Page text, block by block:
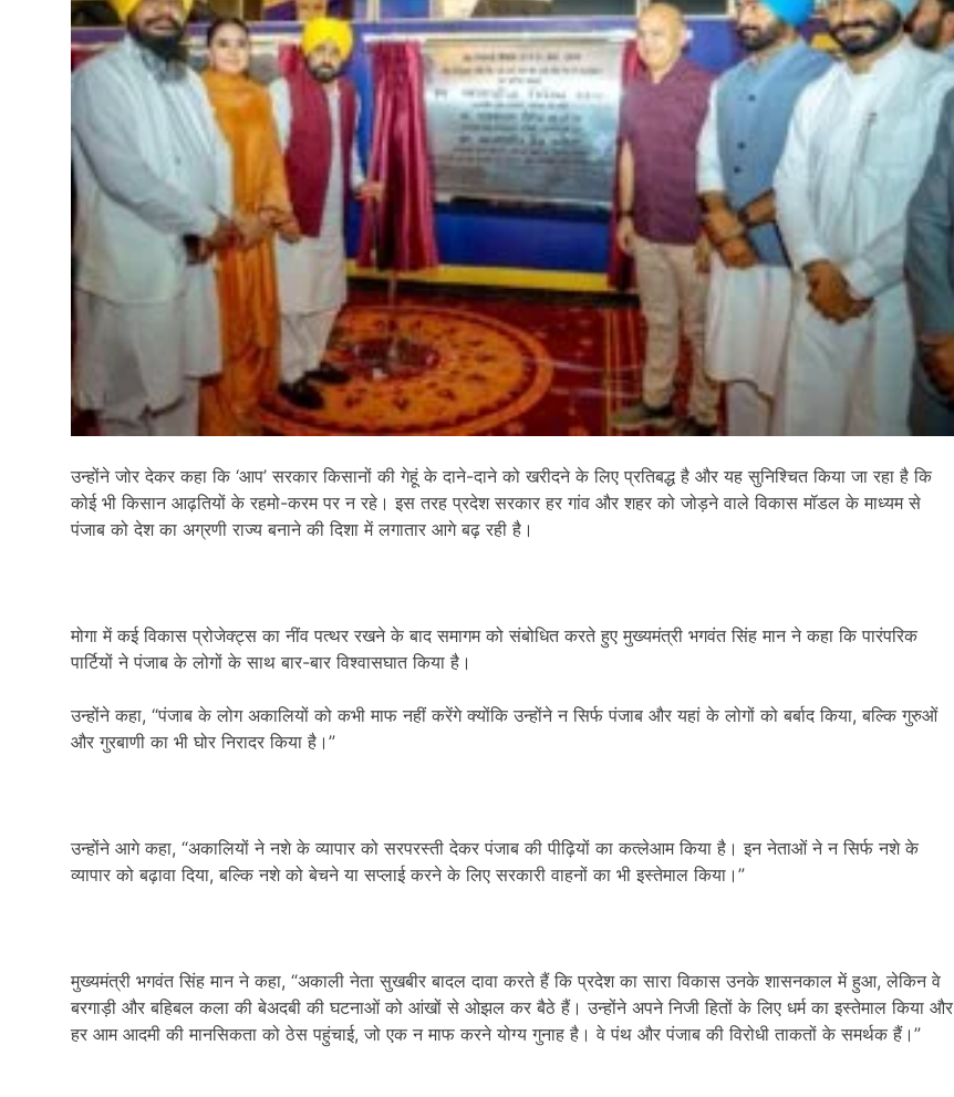
उन्होंने जोर देकर कहा कि ‘आप’ सरकार किसानों की गेहूं के दाने-दाने को खरीदने के लिए प्रतिबद्ध है और यह सुनिश्चित किया जा रहा है कि
कोई भी किसान आढ़तियों के रहमो-करम पर न रहे। इस तरह प्रदेश सरकार हर गांव और शहर को जोड़ने वाले विकास मॉडल के माध्यम से
पंजाब को देश का अग्रणी राज्य बनाने की दिशा में लगातार आगे बढ़ रही है।
मोगा में कई विकास प्रोजेक्ट्स का नींव पत्थर रखने के बाद समागम को संबोधित करते हुए मुख्यमंत्री भगवंत सिंह मान ने कहा कि पारंपरिक
पार्टियों ने पंजाब के लोगों के साथ बार-बार विश्वासघात किया है।
उन्होंने कहा, “पंजाब के लोग अकालियों को कभी माफ नहीं करेंगे क्योंकि उन्होंने न सिर्फ पंजाब और यहां के लोगों को बर्बाद किया,बल्कि गुरुओं
और गुरबाणी का भी घोर निरादर किया है।”
उन्होंने आगे कहा, “अकालियों ने नशे के व्यापार को सरपरस्ती देकर पंजाब की पीढ़ियों का कत्लेआम किया है। इन नेताओं ने न सिर्फ नशे के
व्यापार को बढ़ावा दिया,बल्कि नशे को बेचने या सप्लाई करने के लिए सरकारी वाहनों का भी इस्तेमाल किया।”
मुख्यमंत्री भगवंत सिंह मान ने कहा, “अकाली नेता सुखबीर बादल दावा करते हैं कि प्रदेश का सारा विकास उनके शासनकाल में हुआ,लेकिन वे
बरगाड़ी और बहिबल कला की बेअदबी की घटनाओं को आंखों से ओझल कर बैठे हैं। उन्होंने अपने निजी हितों के लिए धर्म का इस्तेमाल किया और
हर आम आदमी की मानसिकता को ठेस पहुंचाई,जो एक न माफ करने योग्य गुनाह है। वे पंथ और पंजाब की विरोधी ताकतों के समर्थक हैं।”